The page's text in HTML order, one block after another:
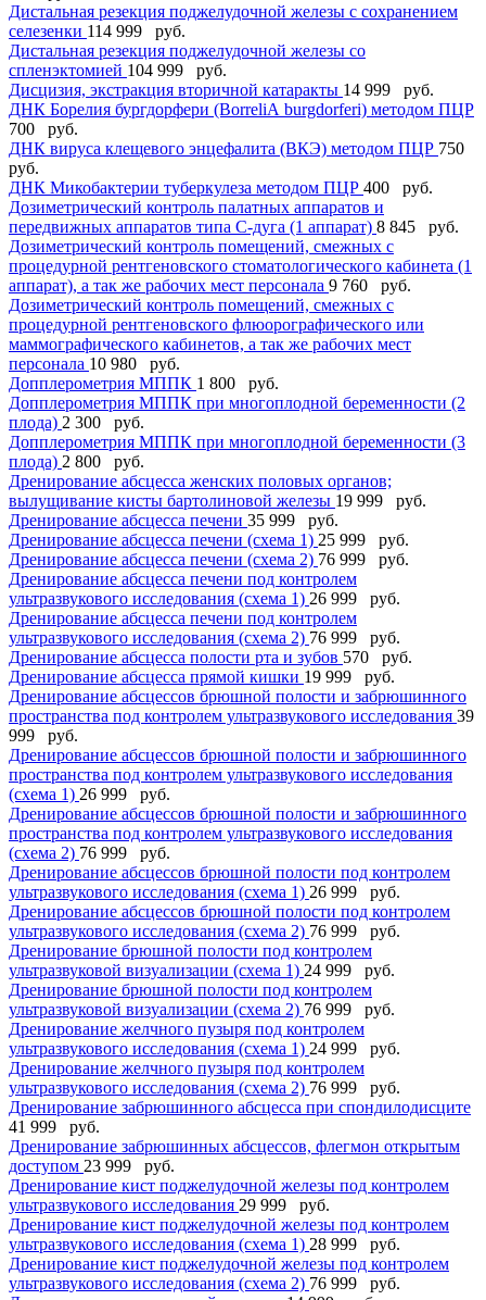
Дистальная резекция поджелудочной железы с сохранением
селезенки 114 999 руб.
Дистальная резекция поджелудочной железы со
спленэктомией 104 999 руб.
Дисцизия, экстракция вторичной катаракты 14 999 руб.
ДНК Борелия бургдорфери (BorreliА burgdorferi) методом ПЦР
700 руб.
ДНК вируса клещевого энцефалита (ВКЭ) методом ПЦР 750
руб.
ДНК Микобактерии туберкулеза методом ПЦР 400 руб.
Дозиметрический контроль палатных аппаратов и
передвижных аппаратов типа С-дуга (1 аппарат) 8 845 руб.
Дозиметрический контроль помещений, смежных с
процедурной рентгеновского стоматологического кабинета (1
аппарат), а так же рабочих мест персонала 9 760 руб.
Дозиметрический контроль помещений, смежных с
процедурной рентгеновского флюорографического или
маммографического кабинетов, а так же рабочих мест
персонала 10 980 руб.
Допплерометрия МППК 1 800 руб.
Допплерометрия МППК при многоплодной беременности (2
плода) 2 300 руб.
Допплерометрия МППК при многоплодной беременности (3
плода) 2 800 руб.
Дренирование абсцесса женских половых органов;
вылущивание кисты бартолиновой железы 19 999 руб.
Дренирование абсцесса печени 35 999 руб.
Дренирование абсцесса печени (схема 1) 25 999 руб.
Дренирование абсцесса печени (схема 2) 76 999 руб.
Дренирование абсцесса печени под контролем
ультразвукового исследования (схема 1) 26 999 руб.
Дренирование абсцесса печени под контролем
ультразвукового исследования (схема 2) 76 999 руб.
Дренирование абсцесса полости рта и зубов 570 руб.
Дренирование абсцесса прямой кишки 19 999 руб.
Дренирование абсцессов брюшной полости и забрюшинного
пространства под контролем ультразвукового исследования 39
999 руб.
Дренирование абсцессов брюшной полости и забрюшинного
пространства под контролем ультразвукового исследования
(схема 1) 26 999 руб.
Дренирование абсцессов брюшной полости и забрюшинного
пространства под контролем ультразвукового исследования
(схема 2) 76 999 руб.
Дренирование абсцессов брюшной полости под контролем
ультразвукового исследования (схема 1) 26 999 руб.
Дренирование абсцессов брюшной полости под контролем
ультразвукового исследования (схема 2) 76 999 руб.
Дренирование брюшной полости под контролем
ультразвуковой визуализации (схема 1) 24 999 руб.
Дренирование брюшной полости под контролем
ультразвуковой визуализации (схема 2) 76 999 руб.
Дренирование желчного пузыря под контролем
ультразвукового исследования (схема 1) 24 999 руб.
Дренирование желчного пузыря под контролем
ультразвукового исследования (схема 2) 76 999 руб.
Дренирование забрюшинного абсцесса при спондилодисците
41 999 руб.
Дренирование забрюшинных абсцессов, флегмон открытым
доступом 23 999 руб.
Дренирование кист поджелудочной железы под контролем
ультразвукового исследования 29 999 руб.
Дренирование кист поджелудочной железы под контролем
ультразвукового исследования (схема 1) 28 999 руб.
Дренирование кист поджелудочной железы под контролем
ультразвукового исследования (схема 2) 76 999 руб.